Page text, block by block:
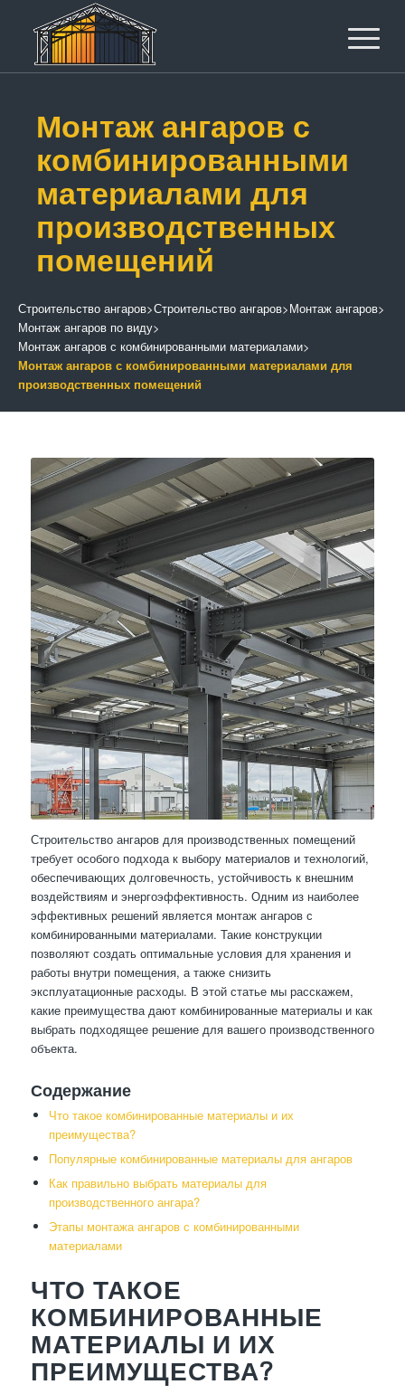
Монтаж ангаров с
комбинированными
материалами для
производственных
помещений
Строительство ангаров>Строительство ангаров>Монтаж ангаров>
Монтаж ангаров по виду>
Монтаж ангаров с комбинированными материалами>
Монтаж ангаров с комбинированными материалами для
производственных помещений
Строительство ангаров для производственных помещений
требует особого подхода к выбору материалов и технологий,
обеспечивающих долговечность, устойчивость к внешним
воздействиям и энергоэффективность. Одним из наиболее
эффективных решений является монтаж ангаров с
комбинированными материалами. Такие конструкции
позволяют создать оптимальные условия для хранения и
работы внутри помещения, а также снизить
эксплуатационные расходы. В этой статье мы расскажем,
какие преимущества дают комбинированные материалы и как
выбрать подходящее решение для вашего производственного
объекта.
Содержание
Что такое комбинированные материалы и их
преимущества?
Популярные комбинированные материалы для ангаров
Как правильно выбрать материалы для
производственного ангара?
Этапы монтажа ангаров с комбинированными
материалами
ЧТО ТАКОЕ
КОМБИНИРОВАННЫЕ
МАТЕРИАЛЫ И ИХ
ПРЕИМУЩЕСТВА?